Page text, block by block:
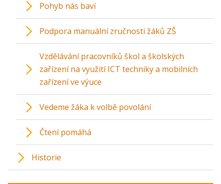
Pohyb nás baví
Podpora manuální zručnosti žáků ZŠ
Vzdělávání pracovníků škol a školských
zařízení na využití ICT techniky a mobilních
zařízení ve výuce
Vedeme žáka k volbě povolání
Čtení pomáhá
Historie